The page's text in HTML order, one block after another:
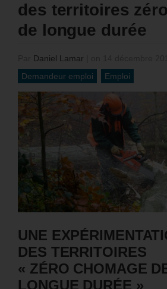
des territoires
de longue durée
Daniel Lamar
Demandeur emploi
Emploi
UNE
DES TERRITOIRES
« ZÉRO CHOMAGE
LONGUE DURÉE »